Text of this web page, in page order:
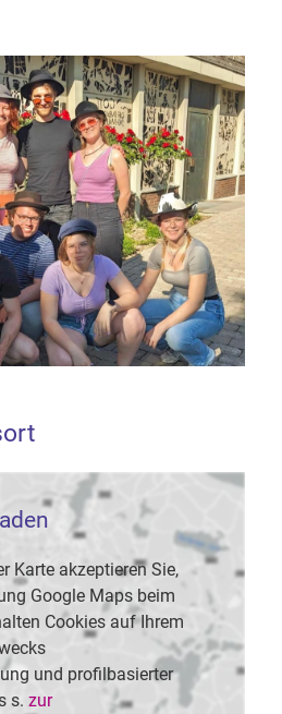
Karte akzeptieren Sie,
Google Maps beim
Cookies auf Ihrem
und profilbasierter
s. zur